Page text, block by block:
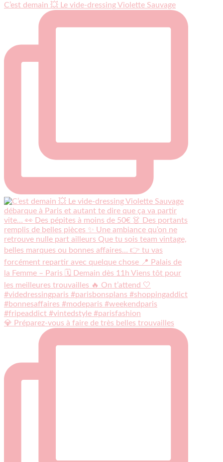
C’est demain 💥 Le vide-dressing Violette Sauvage
💎 Préparez-vous à faire de très belles trouvailles